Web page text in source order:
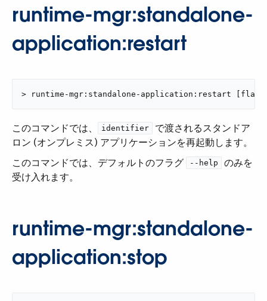
runtime-mgr:standalone-
application:restart
> runtime-mgr:standalone-application:restart
このコマンドでは、​ identifier
​ で渡されるスタンドア
ロン (オンプレミス) アプリケーションを再起動します。
このコマンドでは、デフォルトのフラグ ​
--help
​ のみを
受け入れます。
runtime-mgr:standalone-
application:stop